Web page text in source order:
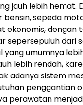
jauh lebih hemat.
sepeda
ekonomis, dengan
sepersepuluh dari
yang umumnya
lebih rendah,
adanya sistem
penggantian
perawatan